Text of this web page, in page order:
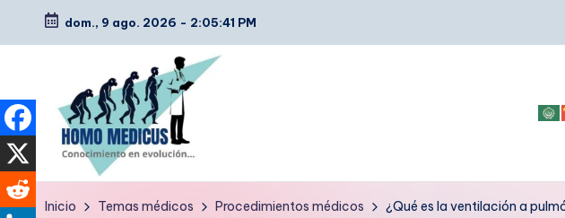
Saltar
contenido
dom., 9 ago. 2026 - 2:05:42 PM
H
Guías
Inicio Temas médicos Procedimientos médicos ¿Qué es la ventilación a